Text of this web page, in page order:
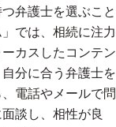
弁護士を選ぶこと
では、相続に注力
カスしたコンテン
分に合う弁護士を
電話やメールで問
談し、相性が良